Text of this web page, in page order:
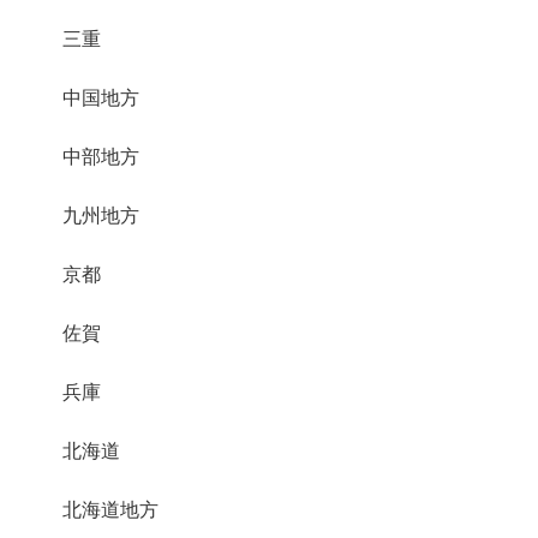
三重
中国地方
中部地方
九州地方
京都
佐賀
兵庫
北海道
北海道地方